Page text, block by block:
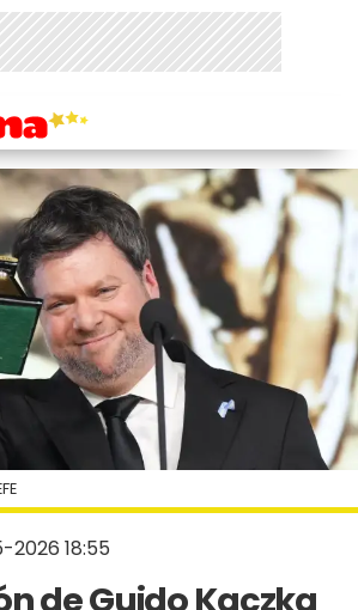
2026 18:55
de Guido Kaczka